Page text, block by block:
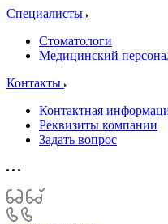
Специалисты
Стоматологи
Медицинский
Контакты
Контактная
Реквизиты компании
Задать вопрос